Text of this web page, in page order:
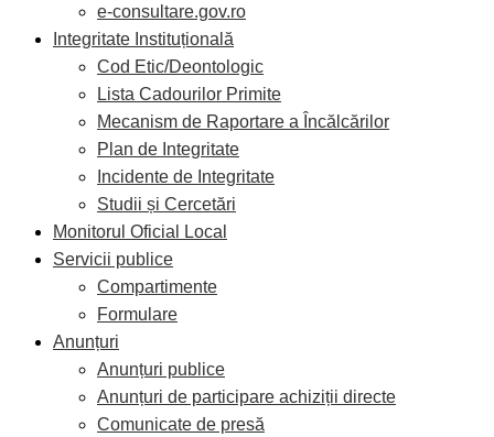
e-consultare.gov.ro
Integritate Instituțională
Cod Etic/Deontologic
Lista Cadourilor Primite
Mecanism de Raportare a Încălcărilor
Plan de Integritate
Incidente de Integritate
Studii și Cercetări
Monitorul Oficial Local
Servicii publice
Compartimente
Formulare
Anunțuri
Anunțuri publice
Anunțuri de participare achiziții directe
Comunicate de presă